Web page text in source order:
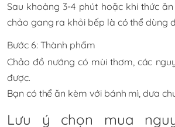
Sau khoảng 3-4 phút hoặc khi thức
chảo gang ra khỏi bếp là có thể dùng
Bước 6: Thành phẩm
Chảo đồ nướng có mùi thơm, các
được.
Bạn có thể ăn kèm với bánh mì, dưa
Lưu ý chọn mua